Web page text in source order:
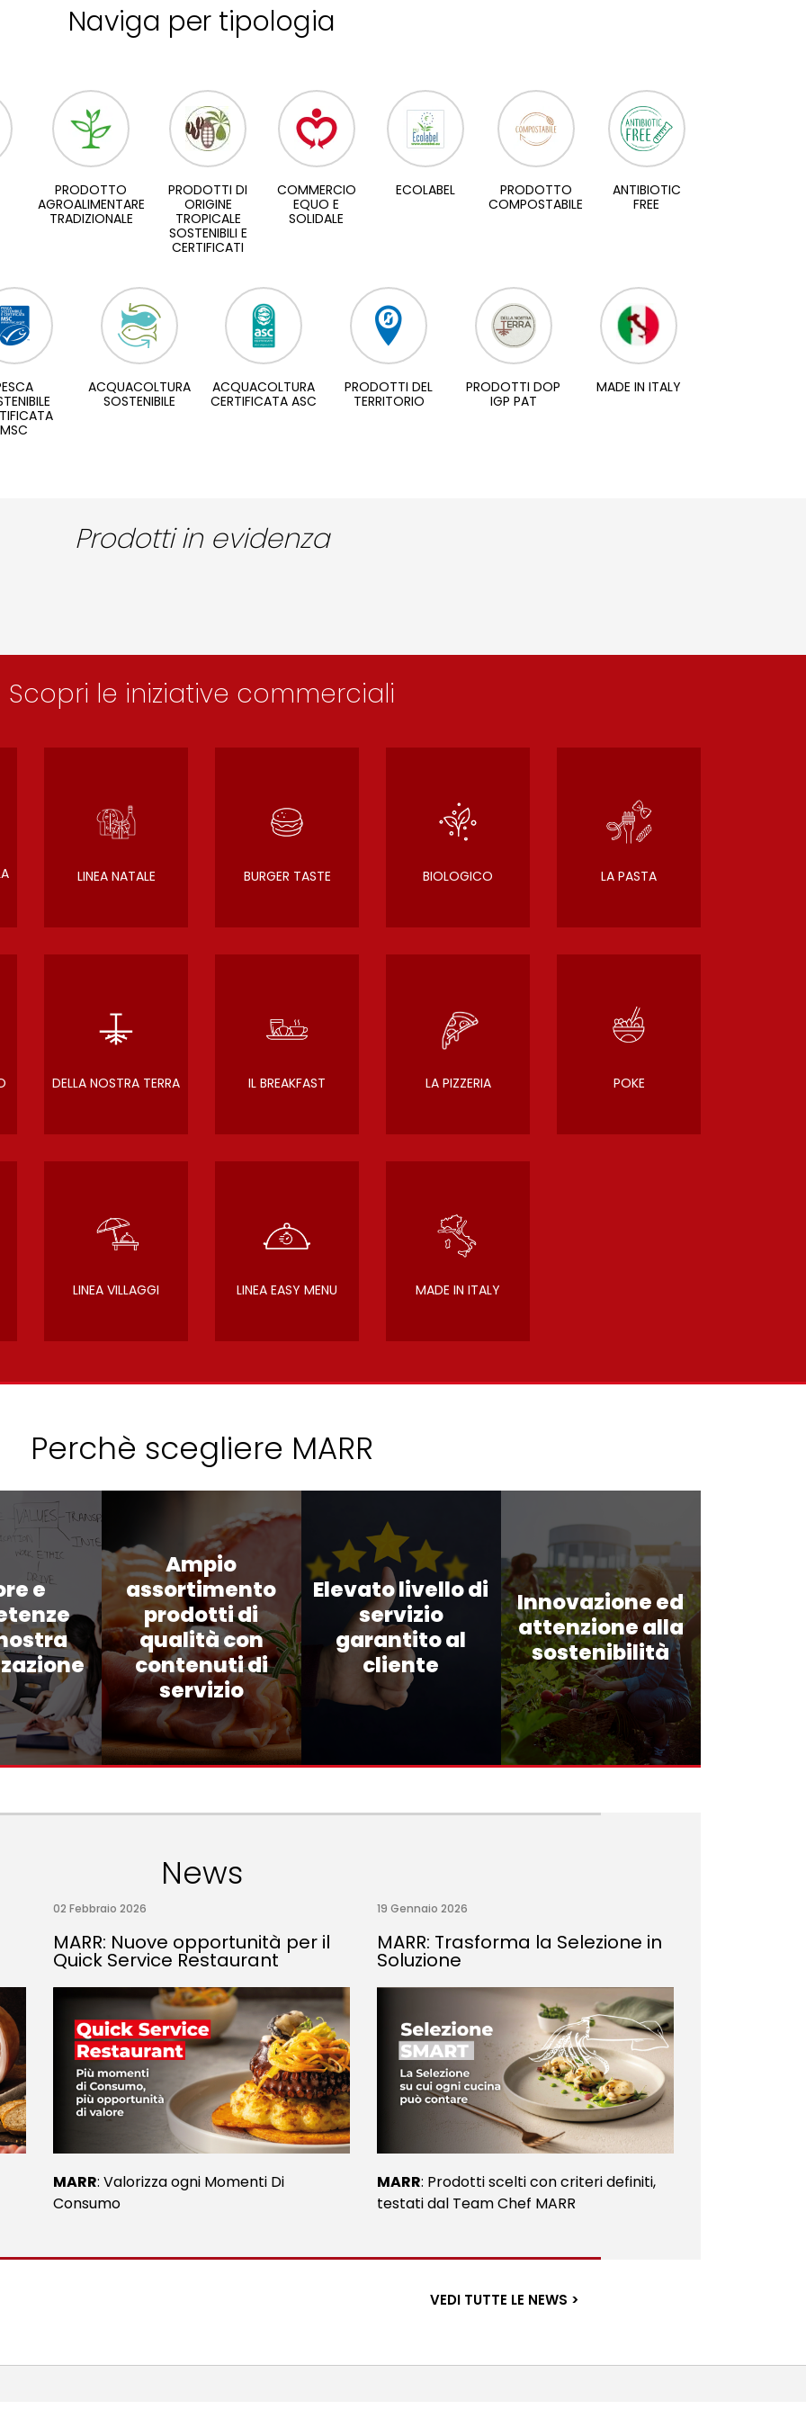
Naviga per tipologia
PRODOTTO
AGROALIMENTARE
TRADIZIONALE
PRODOTTI DI
ORIGINE
TROPICALE
SOSTENIBILI E
CERTIFICATI
COMMERCIO
EQUO E
SOLIDALE
ECOLABEL
PRODOTTO
COMPOSTABILE
ANTIBIOTIC
FREE
MSC
ACQUACOLTURA
SOSTENIBILE
ACQUACOLTURA
CERTIFICATA ASC
PRODOTTI DEL
TERRITORIO
PRODOTTI DOP
IGP PAT
MADE IN ITALY
Prodotti in evidenza
Scopri le iniziative commerciali
LINEA NATALE BURGER TASTE BIOLOGICO LA PASTA
DELLA NOSTRA TERRA IL BREAKFAST LA PIZZERIA POKE
LINEA VILLAGGI LINEA EASY MENU MADE IN ITALY
Perchè scegliere MARR
e
Ampio
assortimento
prodotti di
qualità con
contenuti di
servizio
Elevato livello di
servizio
garantito al
cliente
Innovazione ed
attenzione alla
sostenibilità
News
02 Febbraio 2026
MARR: Nuove opportunità per il
Quick Service Restaurant
MARR: Valorizza ogni Momenti Di
Consumo
19 Gennaio 2026
MARR: Trasforma la Selezione in
Soluzione
MARR: Prodotti scelti con criteri definiti,
testati dal Team Chef MARR
VEDI TUTTE LE NEWS >